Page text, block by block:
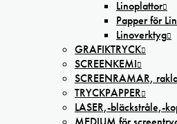
Linoplattor
Papper för
Linoverktyg
GRAFIKTRYCK
SCREENKEMI
SCREENRAMAR,
TRYCKPAPPER
LASER,-bläckstråle,-